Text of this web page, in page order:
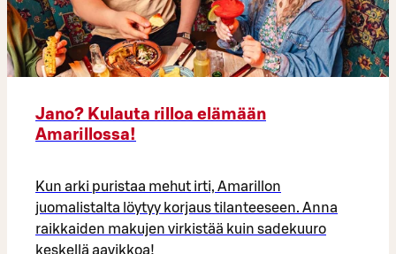
Jano? Kulauta rilloa elämään
Amarillossa!
Kun arki puristaa mehut irti, Amarillon
juomalistalta löytyy korjaus tilanteeseen. Anna
raikkaiden makujen virkistää kuin sadekuuro
keskellä aavikkoa!